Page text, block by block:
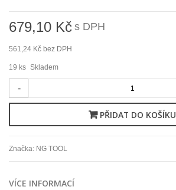
679,10 Kč s DPH
561,24 Kč bez DPH
19 ks Skladem
-
PŘIDAT DO KOŠÍKU
Značka: NG TOOL
VÍCE INFORMACÍ